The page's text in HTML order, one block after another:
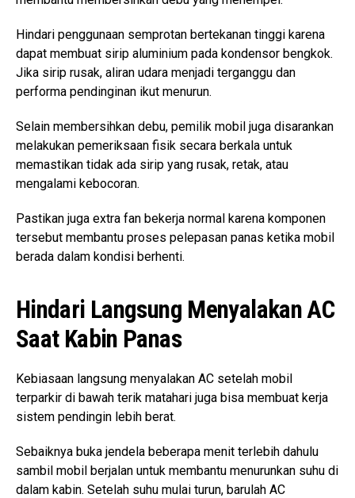
Hindari penggunaan semprotan bertekanan tinggi karena
dapat membuat sirip aluminium pada kondensor bengkok.
Jika sirip rusak, aliran udara menjadi terganggu dan
performa pendinginan ikut menurun.
Selain membersihkan debu, pemilik mobil juga disarankan
melakukan pemeriksaan fisik secara berkala untuk
memastikan tidak ada sirip yang rusak, retak, atau
mengalami kebocoran.
Pastikan juga extra fan bekerja normal karena komponen
tersebut membantu proses pelepasan panas ketika mobil
berada dalam kondisi berhenti.
Hindari Langsung Menyalakan AC
Saat Kabin Panas
Kebiasaan langsung menyalakan AC setelah mobil
terparkir di bawah terik matahari juga bisa membuat kerja
sistem pendingin lebih berat.
Sebaiknya buka jendela beberapa menit terlebih dahulu
sambil mobil berjalan untuk membantu menurunkan suhu di
dalam kabin. Setelah suhu mulai turun, barulah AC